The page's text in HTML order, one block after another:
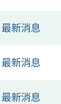
最新消息
最新消息
最新消息